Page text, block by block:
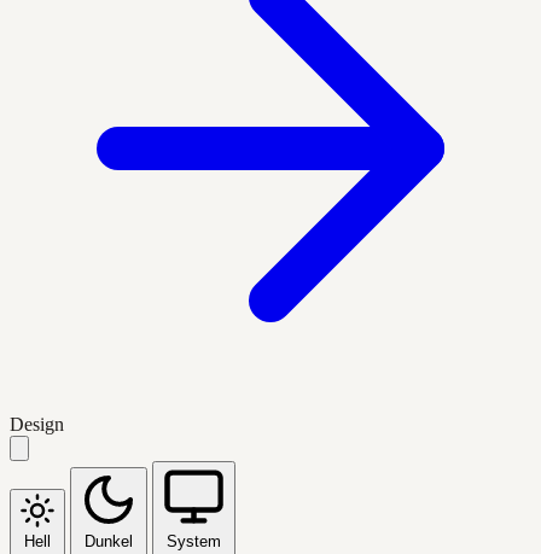
Design
Hell Dunkel System